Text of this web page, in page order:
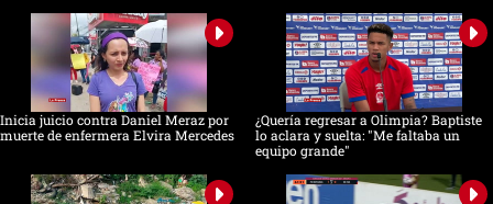
Inicia juicio contra Daniel Meraz por
muerte de enfermera Elvira Mercedes
¿Quería regresar a Olimpia? Baptiste
lo aclara y suelta: "Me faltaba un
equipo grande"